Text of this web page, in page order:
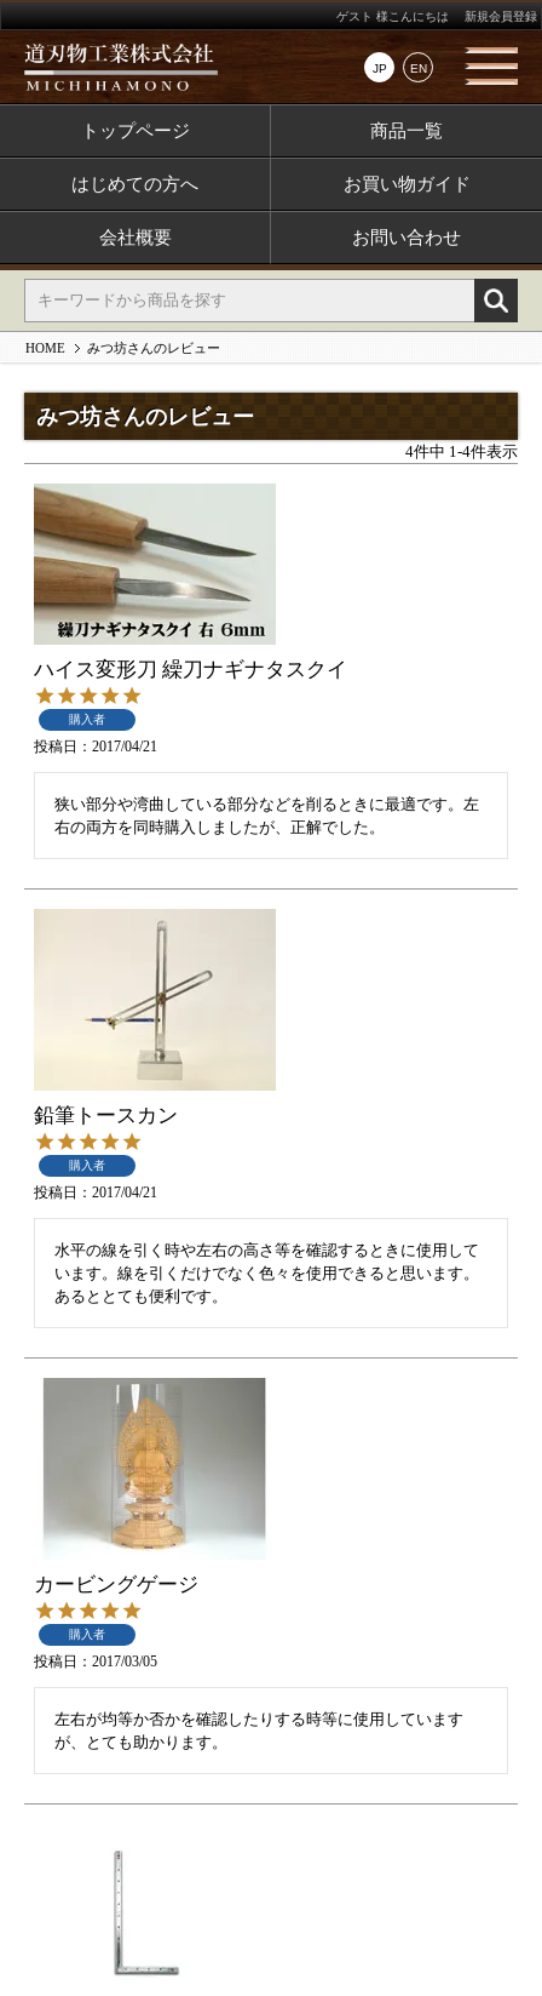
JP EN
ゲスト 様こんにちは 新規会員登録
トップページ 商品一覧
はじめての方へ お買い物ガイド
会社概要 お問い合わせ
HOME みつ坊さんのレビュー
みつ坊さんのレビュー
4件中 1 -4件表示
ハイス変形刀 繰刀ナギナタスクイ
購入者
投稿日 2017/04/21
狭い部分や湾曲している部分などを削るときに最適です。左
右の両方を同時購入しましたが、正解でした。
鉛筆トースカン
購入者
投稿日 2017/04/21
水平の線を引く時や左右の高さ等を確認するときに使用して
います。線を引くだけでなく色々を使用できると思います。
あるととても便利です。
カービングゲージ
購入者
投稿日 2017/03/05
左右が均等か否かを確認したりする時等に使用しています
が、とても助かります。